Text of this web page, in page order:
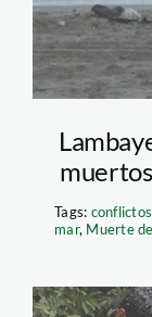
Tags:
mar, Muerte